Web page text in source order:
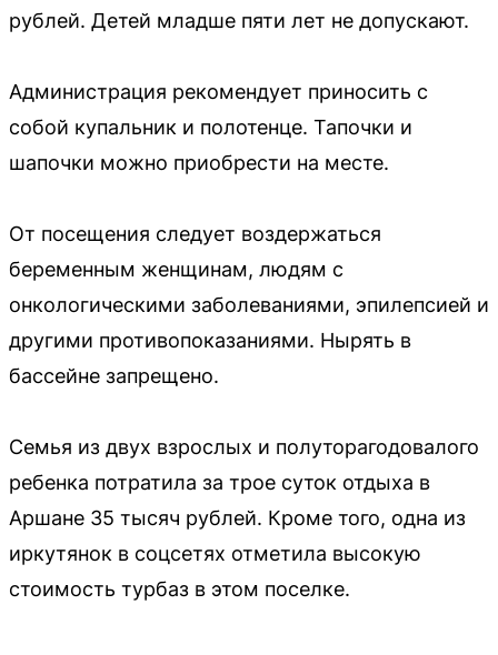
рублей. Детей младше пяти лет не допускают.
Администрация рекомендует приносить с
собой купальник и полотенце. Тапочки и
шапочки можно приобрести на месте.
От посещения следует воздержаться
беременным женщинам, людям с
онкологическими заболеваниями, эпилепсией и
другими противопоказаниями. Нырять в
бассейне запрещено.
Семья из двух взрослых и полуторагодовалого
ребенка потратила за трое суток отдыха в
Аршане 35 тысяч рублей. Кроме того, одна из
иркутянок в соцсетях отметила высокую
стоимость турбаз в этом поселке.